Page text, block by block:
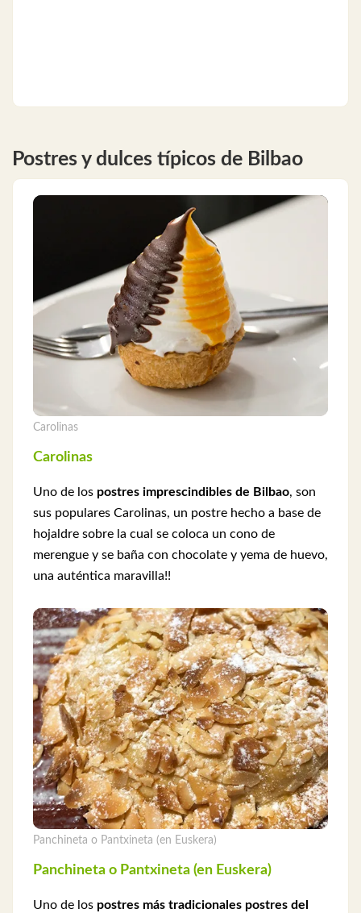
Postres y dulces típicos de Bilbao
Carolinas
Carolinas
Uno de los postres imprescindibles de Bilbao, son
sus populares Carolinas, un postre hecho a base de
hojaldre sobre la cual se coloca un cono de
merengue y se baña con chocolate y yema de huevo,
una auténtica maravilla!!
Panchineta o Pantxineta (en Euskera)
Panchineta o Pantxineta (en Euskera)
Uno de los postres más tradicionales postres del